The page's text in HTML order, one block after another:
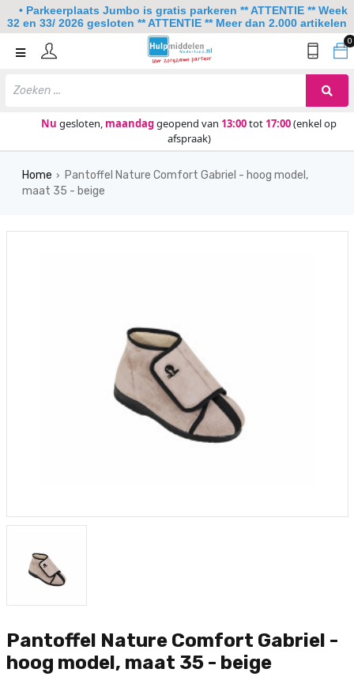
0
Nu gesloten, maandaggeopend van 13:00tot 17:00(enkel op
afspraak)
Home
Keuken
Home › Pantoffel Nature Comfort Gabriel - hoog model,
maat 35 - beige
Pantoffel Nature Comfort Gabriel -
hoog model, maat 35 - beige
• Parkeerplaats Jumbo is gratis parkeren ** ATTENTIE ** Week
32 en 33/ 2026 gesloten ** ATTENTIE ** Meer dan 2.000 artikelen